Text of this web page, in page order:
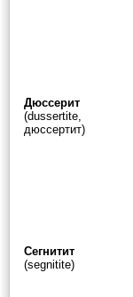
Дюссерит
(dussertite,
дюссертит)
Сегнитит
(segnitite)